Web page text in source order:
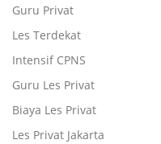
Guru Privat
Les Terdekat
Intensif CPNS
Guru Les Privat
Biaya Les Privat
Les Privat Jakarta